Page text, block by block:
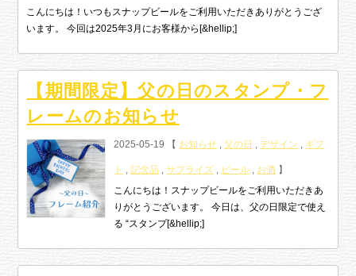
こんにちは！いつもスナップビールをご利用いただきありがとうござ
います。 今回は2025年3月にお客様から[&hellip;]
【期間限定】父の日のスタンプ・フ
レームのお知らせ
2025-05-19 【 お知らせ ,父の日 ,デザイン , ギフ
ト ,記念品 ,サプライズ , ビール , お酒 】
こんにちは！スナップビールをご利用いただきあ
りがとうございます。 今日は、父の日限定で使え
る “スタンプ[&hellip;]